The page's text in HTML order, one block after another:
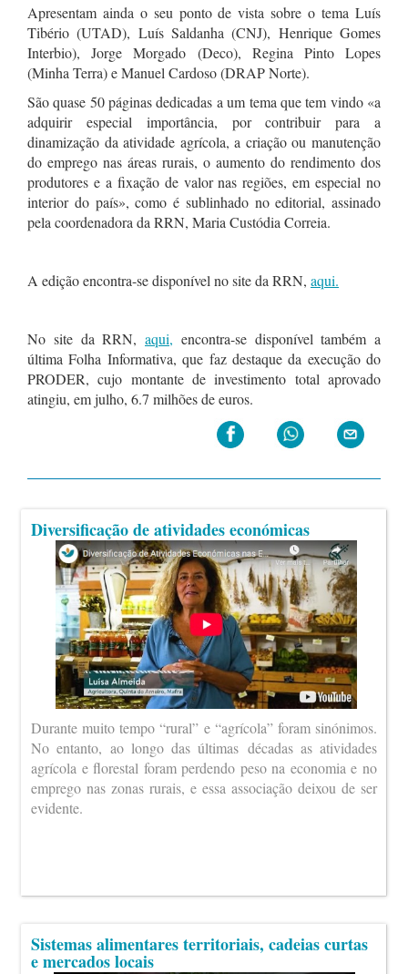
Apresentam ainda o seu ponto de vista sobre o tema Luís
Tibério (UTAD), Luís Saldanha (CNJ), Henrique Gomes
Interbio), Jorge Morgado (Deco), Regina Pinto Lopes
(Minha Terra) e Manuel Cardoso (DRAP Norte).
São quase 50 páginas dedicadas a um tema que tem vindo «a
adquirir especial importância, por contribuir para a
dinamização da atividade agrícola, a criação ou manutenção
do emprego nas áreas rurais, o aumento do rendimento dos
produtores e a fixação de valor nas regiões, em especial no
interior do país», como é sublinhado no editorial, assinado
pela coordenadora da RRN, Maria Custódia Correia.
A edição encontra-se disponível no site da RRN, aqui.
No site da RRN, aqui, encontra-se disponível também a
última Folha Informativa, que faz destaque da execução do
PRODER, cujo montante de investimento total aprovado
atingiu, em julho, 6.7 milhões de euros.
Diversificação de atividades económicas
Durante muito tempo “rural” e “agrícola” foram sinónimos.
No entanto, ao longo das últimas décadas as atividades
agrícola e florestal foram perdendo peso na economia e no
emprego nas zonas rurais, e essa associação deixou de ser
evidente.
Sistemas alimentares territoriais, cadeias curtas
e mercados locais